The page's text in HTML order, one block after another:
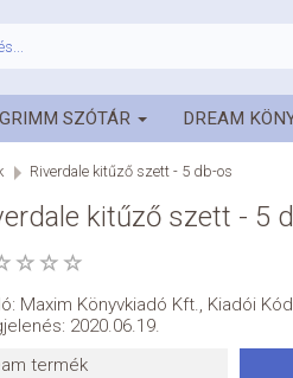
GRIMM SZÓTÁR DREAM
Riverdale kitűző szett - 5 db-os
kitűző szett - 5
Maxim Könyvkiadó Kft.
Kiadói
2020.06.19.
termék